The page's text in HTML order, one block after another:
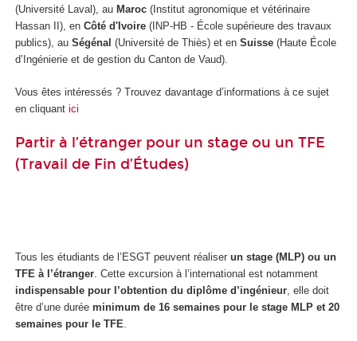
(Université Laval), au Maroc (Institut agronomique et vétérinaire
Hassan II), en Côté d'Ivoire (INP-HB - École supérieure des travaux
publics), au Ségénal (Université de Thiès) et en Suisse (Haute École
d’Ingénierie et de gestion du Canton de Vaud).
Vous êtes intéressés ? Trouvez davantage d’informations à ce sujet
en cliquant ici
Partir à l’étranger pour un stage ou un TFE
(Travail de Fin d’Études)
Tous les étudiants de l’ESGT peuvent réaliser un stage (MLP) ou un
TFE à l’étranger. Cette excursion à l’international est notamment
indispensable pour l’obtention du diplôme d’ingénieur, elle doit
être d’une durée minimum de 16 semaines pour le stage MLP et 20
semaines pour le TFE.